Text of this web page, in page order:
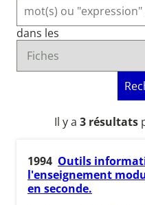
dans les
Il y a 3 résultats
1994 Outils
l'enseignement
en seconde.